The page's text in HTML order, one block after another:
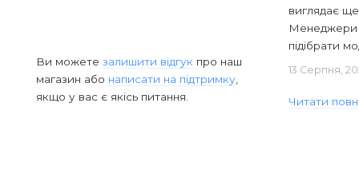
Ви можете залишити відгук про наш
магазин або написати на підтримку
якщо у вас є якісь питання.
виглядає
Менеджери
підібрати
13 Серпня,
Читати